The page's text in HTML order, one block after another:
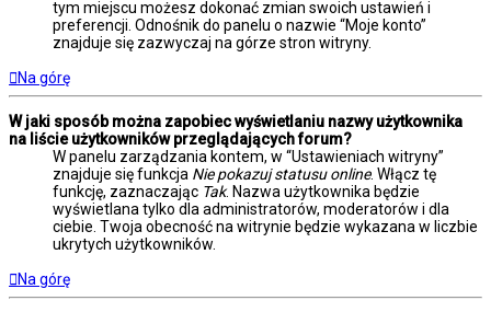
tym miejscu możesz dokonać zmian swoich ustawień i
preferencji. Odnośnik do panelu o nazwie “Moje konto”
znajduje się zazwyczaj na górze stron witryny.
Na górę
W jaki sposób można zapobiec wyświetlaniu nazwy użytkownika
na liście użytkowników przeglądających forum?
W panelu zarządzania kontem, w “Ustawieniach witryny”
znajduje się funkcja Nie pokazuj statusu online. Włącz tę
funkcję, zaznaczając Tak. Nazwa użytkownika będzie
wyświetlana tylko dla administratorów, moderatorów i dla
ciebie. Twoja obecność na witrynie będzie wykazana w liczbie
ukrytych użytkowników.
Na górę